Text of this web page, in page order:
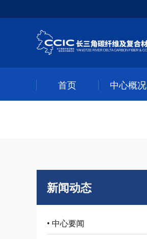
首页 中心概况
新闻动态
• 中心要闻